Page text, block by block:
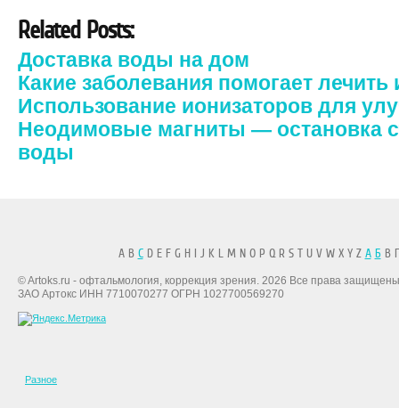
Related Posts:
Доставка воды на дом
Какие заболевания помогает
Использование ионизаторов для
Неодимовые магниты — остановка
воды
A B CD E F G H I J K L M N O P Q R S T U V W X Y Z А БВ
© Artoks.ru - офтальмология, коррекция зрения. 2026 Все права
ЗАО Артокс ИНН 7710070277 ОГРН 1027700569270
Разное